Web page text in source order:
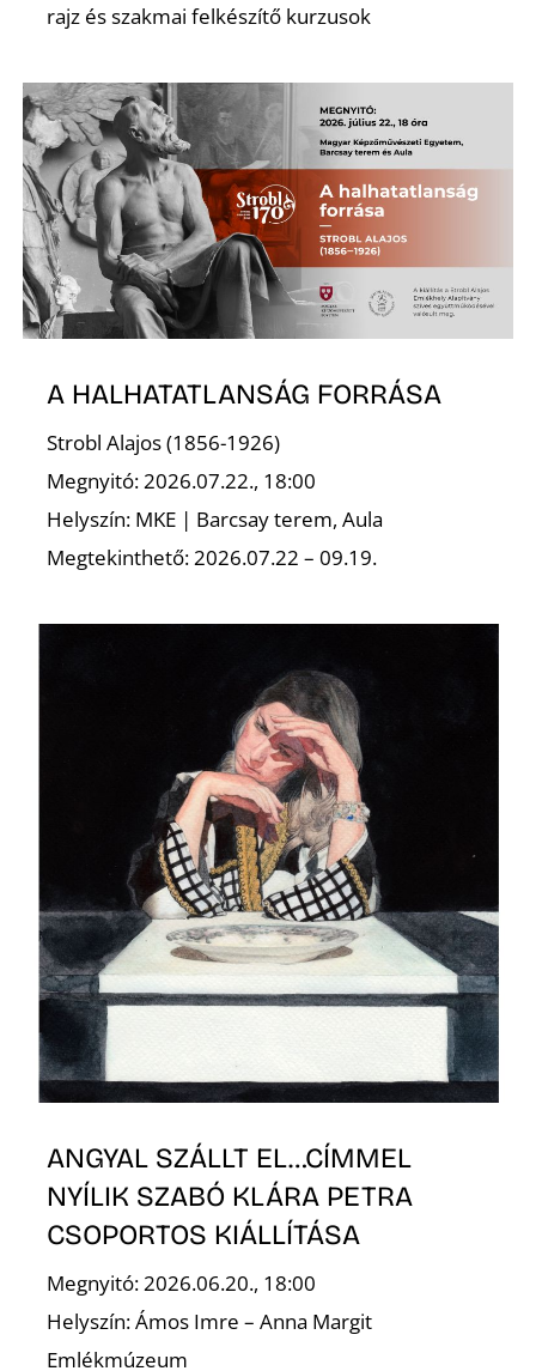
rajz és szakmai felkészítő kurzusok
A HALHATATLANSÁG FORRÁSA
Strobl Alajos (1856-1926)
Megnyitó: 2026.07.22., 18:00
Helyszín: MKE | Barcsay terem, Aula
Megtekinthető: 2026.07.22 – 09.19.
ANGYAL SZÁLLT EL…CÍMMEL
NYÍLIK SZABÓ KLÁRA PETRA
CSOPORTOS KIÁLLÍTÁSA
Megnyitó: 2026.06.20., 18:00
Helyszín: Ámos Imre – Anna Margit
Emlékmúzeum